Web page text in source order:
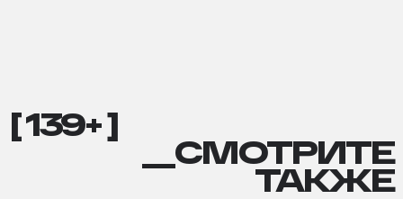
[ 139+ ]
__СМОТРИТЕ
ТАКЖЕ